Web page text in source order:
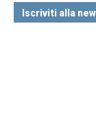
Iscriviti alla